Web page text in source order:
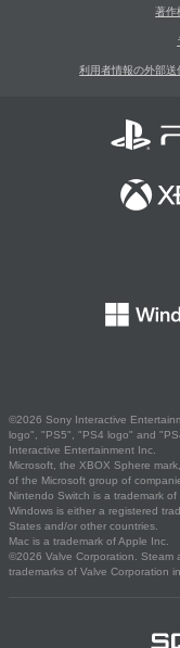
著作
利用者情報の外部送
©2026 Sony Interactive
logo", "PS5", "PS4 logo" and
Interactive Entertainment Inc.
Microsoft, the XBOX Sphere
of the Microsoft group of
Nintendo Switch is a trademark of
Windows is either a registered
States and/or other countries.
Mac is a trademark of Apple Inc.
©2026 Valve Corporation. Steam
trademarks of Valve Corporation